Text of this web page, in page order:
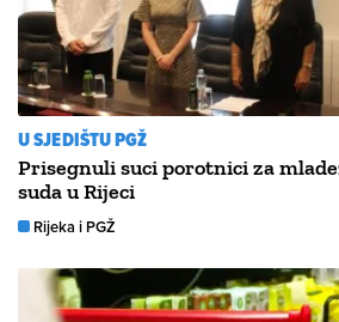
U SJEDIŠTU PGŽ
Prisegnuli suci porotnici za
suda u Rijeci
Rijeka i PGŽ